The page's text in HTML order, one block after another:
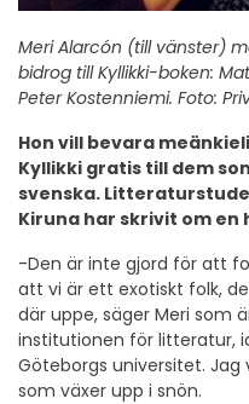
Meri Alarcón (till vänster)
bidrog till Kyllikki-boken:
Peter Kostenniemi. Foto:
Hon vill bevara
Kyllikki gratis till dem
svenska.
Kiruna har skrivit om
-Den är inte gjord för att
att vi är ett exotiskt folk,
där uppe, säger Meri som
institutionen för litteratur,
Göteborgs universitet.
som växer upp i snön.